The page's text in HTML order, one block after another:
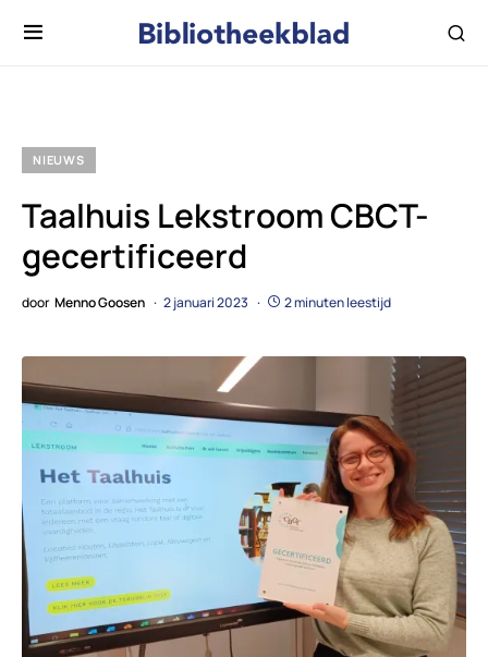
NIEUWS
Taalhuis Lekstroom CBCT-
gecertificeerd
door Menno Goosen 2 januari 2023 2 minuten leestijd